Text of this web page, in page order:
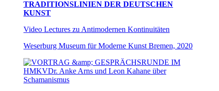
TRADITIONSLINIEN DER DEUTSCHEN
KUNST
Video Lectures zu Antimodernen Kontinuitäten
Weserburg Museum für Moderne Kunst Bremen, 2020